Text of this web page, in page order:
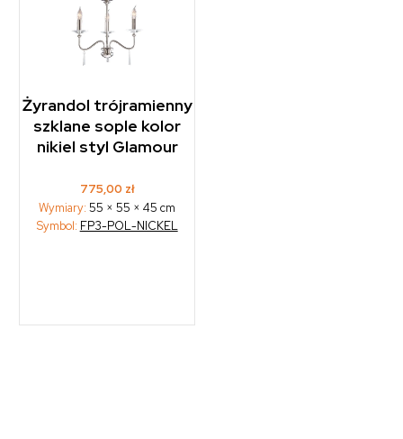
Żyrandol trójramienny
szklane sople kolor
nikiel styl Glamour
775,00 zł
Wymiary:55 × 55 × 45 cm
Symbol: FP3-POL-NICKEL